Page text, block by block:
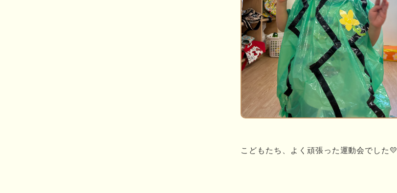
こどもたち、よく頑張った運動会でした💛